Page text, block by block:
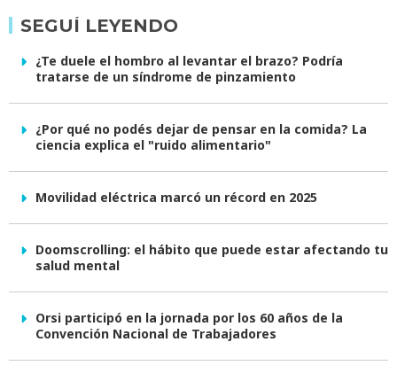
SEGUÍ LEYENDO
¿Te duele el hombro al levantar el brazo? Podría
tratarse de un síndrome de pinzamiento
¿Por qué no podés dejar de pensar en la comida? La
ciencia explica el "ruido alimentario"
Movilidad eléctrica marcó un récord en 2025
Doomscrolling: el hábito que puede estar afectando tu
salud mental
Orsi participó en la jornada por los 60 años de la
Convención Nacional de Trabajadores